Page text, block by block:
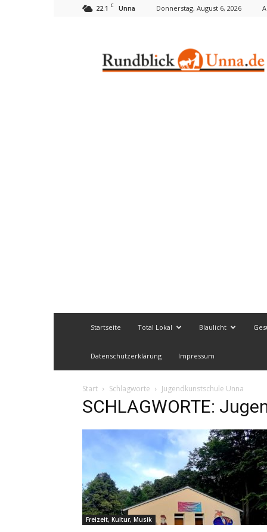
22.1 C Unna Donnerstag, August 6, 2026
Startseite Total Lokal Blaulicht
Datenschutzerklärung Impressum
Start Schlagworte Jugendkunstschule Unna
SCHLAGWORTE:
Freizeit, Kultur, Musik